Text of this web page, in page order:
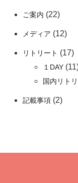
ご案内 (22)
メディア (12)
リトリート (17)
１DAY
国内リト
記載事項 (2)